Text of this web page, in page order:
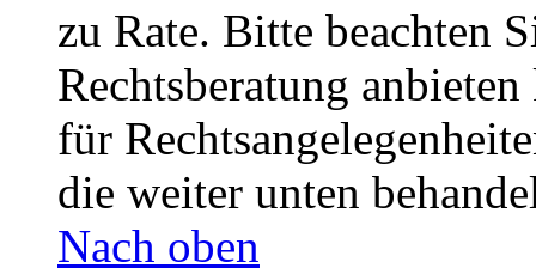
zu Rate. Bitte beachten
Rechtsberatung
für
die weiter unten
Nach oben